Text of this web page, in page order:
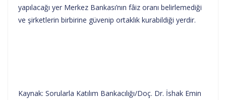
yapılacağı yer Merkez Bankası’nın fâiz oranı belirlemediği
ve şirketlerin birbirine güvenip ortaklık kurabildiği yerdir.
Kaynak: Sorularla Katılım Bankacılığı/Doç. Dr. İshak Emin